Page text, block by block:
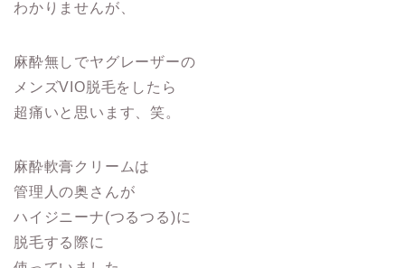
わかりませんが、
麻酔無しでヤグレーザーの
メンズVIO脱毛をしたら
超痛いと思います、笑。
麻酔軟膏クリームは
管理人の奥さんが
ハイジニーナ(つるつる)に
脱毛する際に